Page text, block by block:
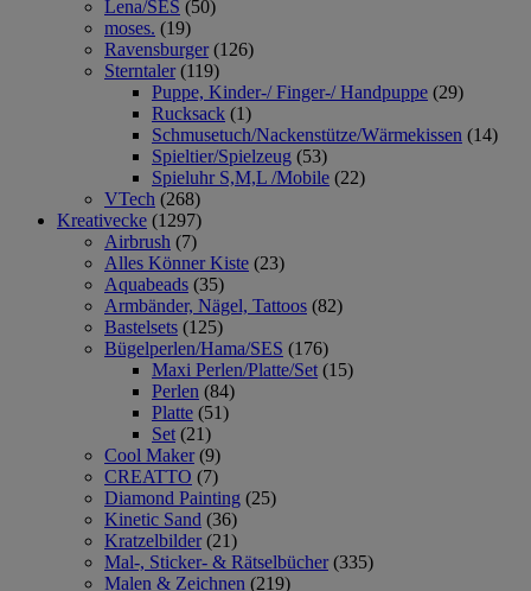
Lena/SES (50)
moses. (19)
Ravensburger (126)
Sterntaler (119)
Puppe, Kinder-/ Finger-/ Handpuppe (29)
Rucksack (1)
Schmusetuch/Nackenstütze/Wärmekissen (14)
Spieltier/Spielzeug (53)
Spieluhr S,M,L /Mobile (22)
VTech (268)
Kreativecke (1297)
Airbrush (7)
Alles Könner Kiste (23)
Aquabeads (35)
Armbänder, Nägel, Tattoos (82)
Bastelsets (125)
Bügelperlen/Hama/SES (176)
Maxi Perlen/Platte/Set (15)
Perlen (84)
Platte (51)
Set (21)
Cool Maker (9)
CREATTO (7)
Diamond Painting (25)
Kinetic Sand (36)
Kratzelbilder (21)
Mal-, Sticker- & Rätselbücher (335)
Malen & Zeichnen (219)